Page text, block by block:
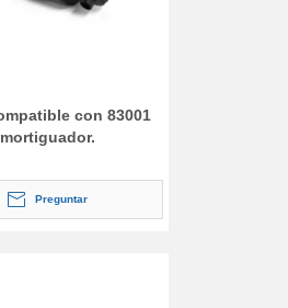
con 83001
Preguntar